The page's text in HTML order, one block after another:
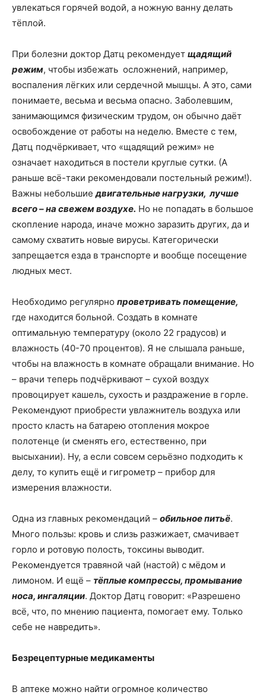
увлекаться горячей водой, а ножную ванну делать
тёплой.
При болезни доктор Датц рекомендует щадящий
режим, чтобы избежать осложнений, например,
воспаления лёгких или сердечной мышцы. А это, сами
понимаете, весьма и весьма опасно. Заболевшим,
занимающимся физическим трудом, он обычно даёт
освобождение от работы на неделю. Вместе с тем,
Датц подчёркивает, что «щадящий режим» не
означает находиться в постели круглые сутки. (А
раньше всё-таки рекомендовали постельный режим!).
Важны небольшиедвигательные нагрузки, лучше
всего – на свежем воздухе. Но не попадать в большое
скопление народа, иначе можно заразить других, да и
самому схватить новые вирусы. Категорически
запрещается езда в транспорте и вообще посещение
людных мест.
Необходимо регулярно проветривать помещение,
где находится больной. Создать в комнате
оптимальную температуру (около 22 градусов) и
влажность (40-70 процентов). Я не слышала раньше,
чтобы на влажность в комнате обращали внимание. Но
– врачи теперь подчёркивают – сухой воздух
провоцирует кашель, сухость и раздражение в горле.
Рекомендуют приобрести увлажнитель воздуха или
просто класть на батарею отопления мокрое
полотенце (и сменять его, естественно, при
высыхании). Ну, а если совсем серьёзно подходить к
делу, то купить ещё и гигрометр – прибор для
измерения влажности.
Одна из главных рекомендаций – обильное питьё.
Много пользы: кровь и слизь разжижает, смачивает
горло и ротовую полость, токсины выводит.
Рекомендуется травяной чай (настой) с мёдом и
лимоном. И ещё – тёплые компрессы, промывание
носа, ингаляции. Доктор Датц говорит: «Разрешено
всё, что, по мнению пациента, помогает ему. Только
себе не навредить».
Безрецептурные медикаменты
В аптеке можно найти огромное количество